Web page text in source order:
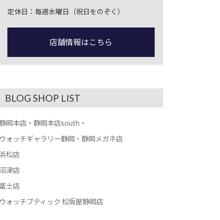
定休日：毎週水曜日（祝日をのぞく）
店舗情報はこちら
BLOG SHOP LIST
岡本店・静岡本店south・
ォッチギャラリー静岡・静岡メガネ店
松店
津店
士店
ォッチブティック 松坂屋静岡店